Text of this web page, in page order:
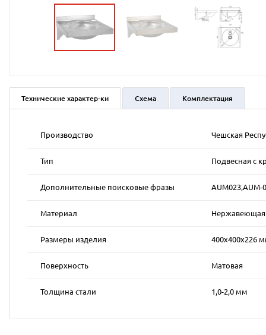
Технические характер-ки Схема Комплектация
Производство Чешская
Тип Подвесная с
Дополнительные поисковые фразы AUM023,AUM-
Материал Нержавеющая
Размеры изделия 400х400х226
Поверхность Матовая
Толщина стали 1,0-2,0 мм